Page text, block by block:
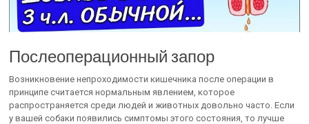
Послеоперационный запор
Возникновение непроходимости кишечника после операции в
принципе считается нормальным явлением, которое
распространяется среди людей и животных довольно часто. Если
у вашей собаки появились симптомы этого состояния, то лучше